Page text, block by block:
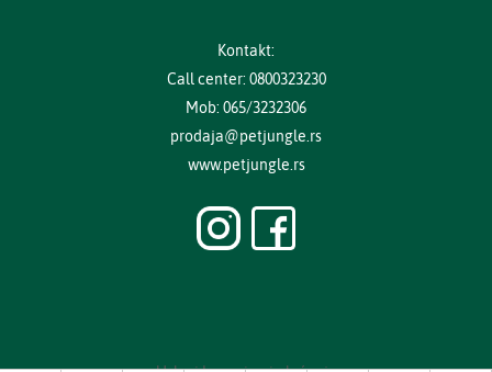
Kontakt:
Call center: 0800323230
Mob: 065/3232306
prodaja@petjungle.rs
www.petjungle.rs